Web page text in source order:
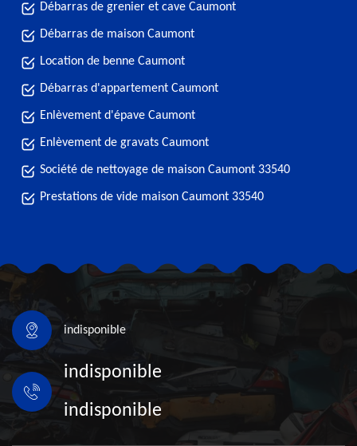
Débarras de grenier et cave Caumont
Débarras de maison Caumont
Location de benne Caumont
Débarras d'appartement Caumont
Enlèvement d'épave Caumont
Enlèvement de gravats Caumont
Société de nettoyage de maison Caumont 33540
Prestations de vide maison Caumont 33540
indisponible
indisponible
indisponible